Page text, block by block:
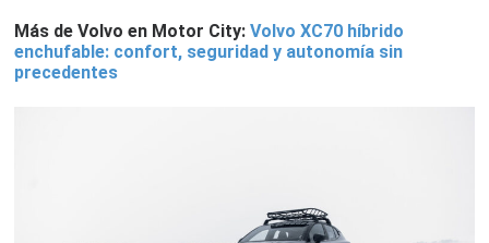
Más de Volvo en Motor City:Volvo XC70 híbrido
enchufable: confort, seguridad y autonomía sin
precedentes